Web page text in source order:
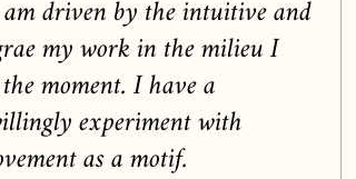
am driven by the intuitive and
my work in the milieu I
moment. I have a
experiment with
as a motif.